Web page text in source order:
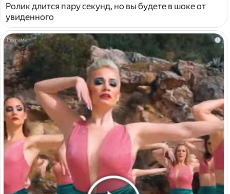
Ролик длится пару секунд, но вы будете в шоке от
увиденного
i